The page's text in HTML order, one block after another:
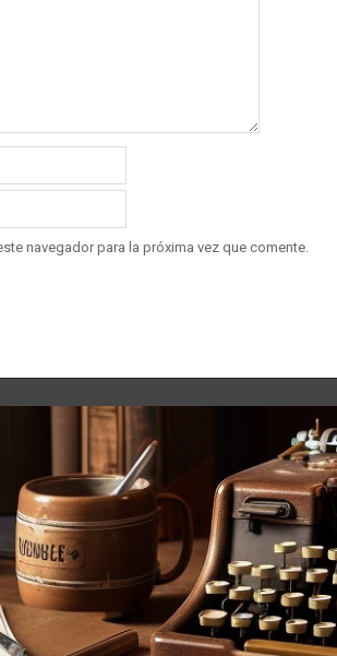
navegador para la próxima vez que comente.